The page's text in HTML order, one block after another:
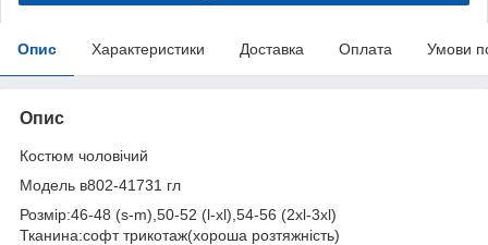
Опис Характеристики Доставка Оплата Умови
Опис
Костюм чоловічий
Модель в802-41731 гл
Розмір:46-48 (s-m),50-52 (l-xl),54-56 (2xl-3xl)
Тканина:софт трикотаж(хороша розтяжність)